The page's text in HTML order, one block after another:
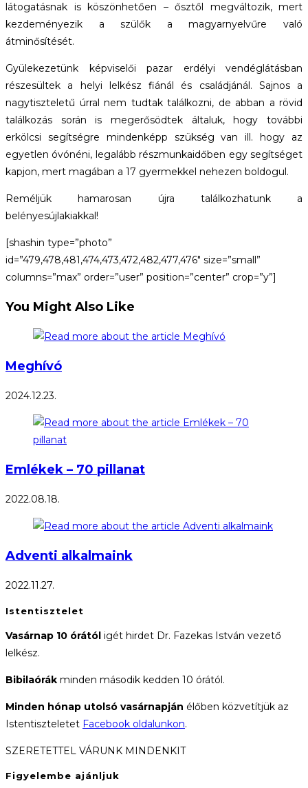
látogatásnak is köszönhetően – ősztől megváltozik, mert
kezdeményezik a szülők a magyarnyelvűre való
átminősítését.
Gyülekezetünk képviselői pazar erdélyi vendéglátásban
részesültek a helyi lelkész fiánál és családjánál. Sajnos a
nagytiszteletű úrral nem tudtak találkozni, de abban a rövid
találkozás során is megerősödtek általuk, hogy további
erkölcsi segítségre mindenképp szükség van ill. hogy az
egyetlen óvónéni, legalább részmunkaidőben egy segítséget
kapjon, mert magában a 17 gyermekkel nehezen boldogul.
Reméljük hamarosan újra találkozhatunk a
belényesújlakiakkal!
[shashin type=”photo”
id=”479,478,481,474,473,472,482,477,476″ size=”small”
columns=”max” order=”user” position=”center” crop=”y”]
You Might Also Like
Meghívó
2024.12.23.
Emlékek – 70 pillanat
2022.08.18.
Adventi alkalmaink
2022.11.27.
Istentisztelet
Vasárnap 10 órától igét hirdet Dr. Fazekas István vezető
lelkész.
Bibilaórák minden második kedden 10 órától.
Minden hónap utolsó vasárnapján élőben közvetítjük az
Istentiszteletet Facebook oldalunkon.
SZERETETTEL VÁRUNK MINDENKIT
Figyelembe ajánljuk